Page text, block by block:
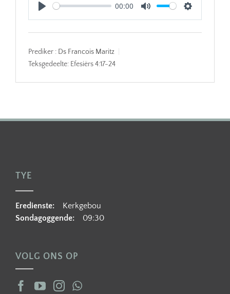
Play
00:00
Mute Settings
Prediker : Ds Francois Maritz
Teksgedeelte: Efesiërs 4:17-24
TYE
Eredienste: Kerkgebou
Sondagoggende: 09:30
VOLG ONS OP